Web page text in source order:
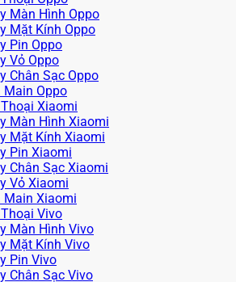
Màn Hình Oppo
Mặt Kính Oppo
Pin Oppo
Vỏ Oppo
Chân Sạc Oppo
Main Oppo
Xiaomi
Màn Hình Xiaomi
Mặt Kính Xiaomi
Pin Xiaomi
Chân Sạc Xiaomi
Vỏ Xiaomi
Main Xiaomi
Vivo
Màn Hình Vivo
Mặt Kính Vivo
Pin Vivo
Chân Sạc Vivo